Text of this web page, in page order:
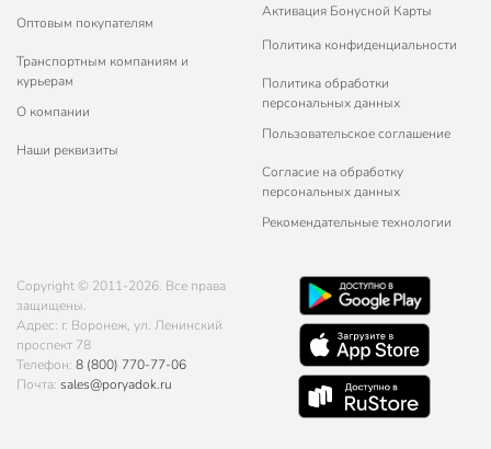
Оптовым покупателям
Транспортным компаниям и
курьерам
О компании
Наши реквизиты
Активация Бонусной Карты
Политика конфиденциальности
Политика обработки
персональных данных
Пользовательское соглашение
Согласие на обработку
персональных данных
Рекомендательные технологии
Copyright © 2011-2026. Все права
защищены.
Адрес: г. Воронеж, ул. Ленинский
проспект 78
Телефон: 8 (800) 770-77-06
Почта: sales@poryadok.ru